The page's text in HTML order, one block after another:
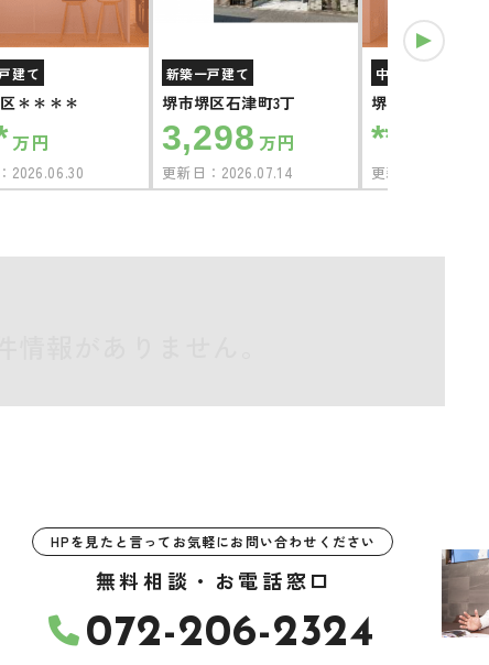
建て
＊＊＊＊
万円
2026.06.30
新築一戸建て
堺市堺区石津町3丁
3,298 万円
更新日： 2026.07.14
中古一戸建て
堺市堺区＊＊＊＊
****
更新日：
HPを見たと言ってお気軽にお問い合わせください
無料相談・お電話窓口
072-206-2324